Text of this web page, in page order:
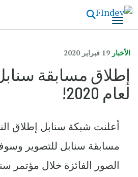
الأخبار 19 فبراير 2020
إطلاق مسابقة
لعام 2020!
أعلنت شبكة سنابل إطلاق
مسابقة سنابل للتصوير
الصور الفائزة خلال مؤتمر